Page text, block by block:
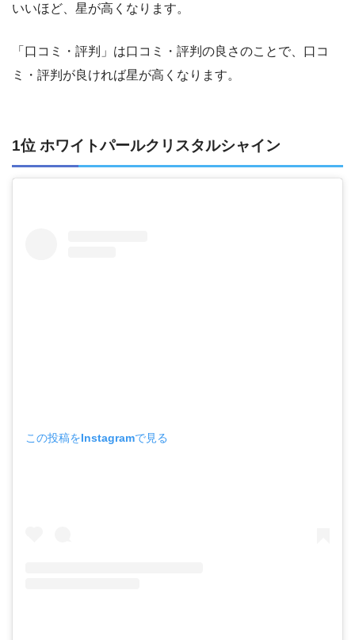
いいほど、星が高くなります。
「口コミ・評判」は口コミ・評判の良さのことで、口コ
ミ・評判が良ければ星が高くなります。
1位 ホワイトパールクリスタルシャイン
この投稿をInstagramで見る